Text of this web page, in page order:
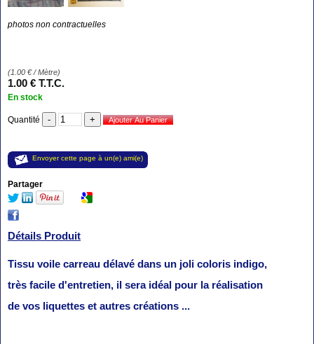
photos non contractuelles
(1.00 €/ Mètre)
1.00 € T.T.C.
En stock
Quantité
Envoyer cette page à un(e) ami(e)
Partager
Détails Produit
Tissu voile carreau délavé dans un joli coloris indigo,
très facile d'entretien, il sera idéal pour la réalisation
de vos liquettes et autres créations ...